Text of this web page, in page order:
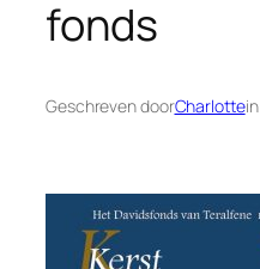
fonds
Geschreven doorCharlottein